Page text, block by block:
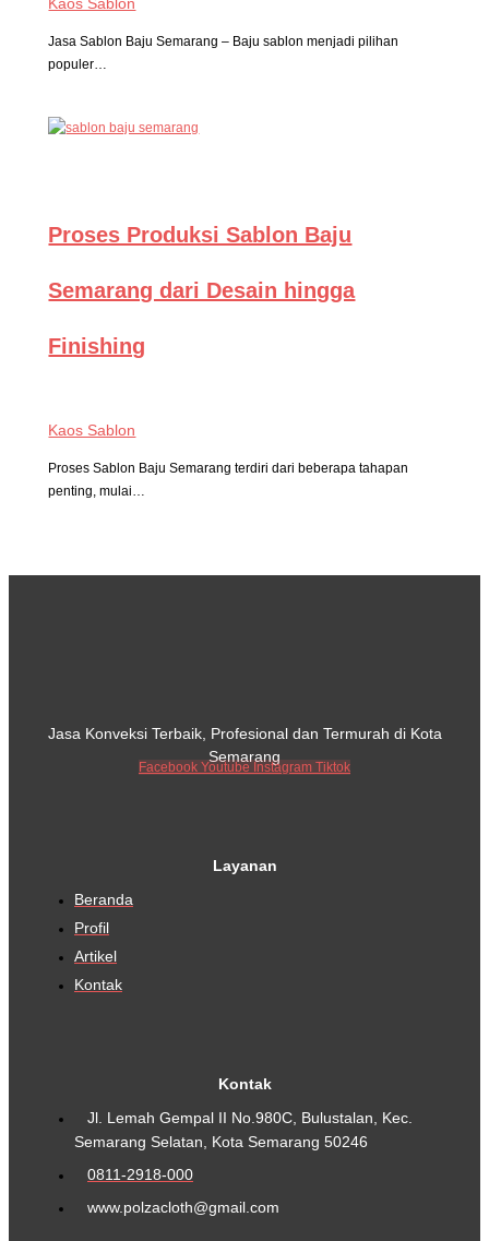
Jasa Sablon Baju Semarang – Baju sablon menjadi pilihan
populer…
Proses Produksi Sablon Baju
Semarang dari Desain hingga
Finishing
Kaos Sablon
Proses Sablon Baju Semarang terdiri dari beberapa tahapan
penting, mulai…
Jasa Konveksi Terbaik, Profesional dan Termurah di Kota
Semarang
Facebook Youtube Instagram Tiktok
Layanan
Beranda
Profil
Artikel
Kontak
Kontak
Jl. Lemah Gempal II No.980C, Bulustalan, Kec.
Semarang Selatan, Kota Semarang 50246
0811-2918-000
www.polzacloth@gmail.com